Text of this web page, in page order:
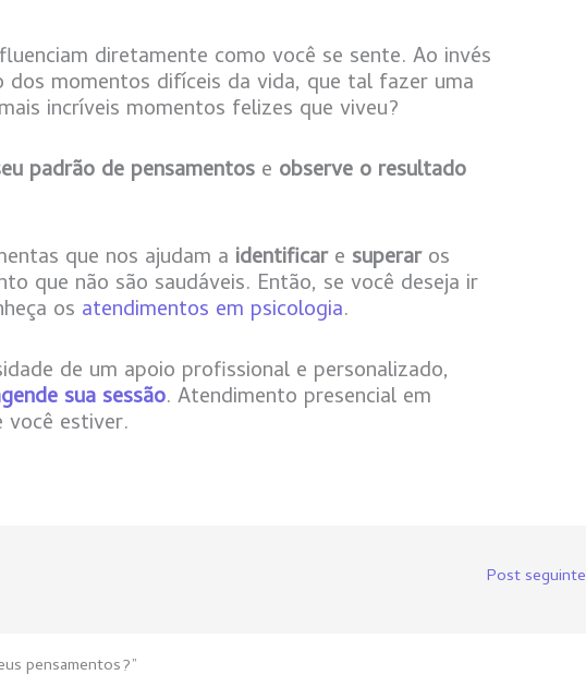
diretamente como você se sente. Ao invés
dos momentos difíceis da vida, que tal fazer uma
incríveis momentos felizes que viveu?
padrão de pensamentos e observe o resultado
que nos ajudam a identificare superaros
que não são saudáveis. Então, se você deseja ir
os atendimentos em psicologia.
de um apoio profissional e personalizado,
sua sessão. Atendimento presencial em
você estiver.
Post seguinte
pensamentos?”